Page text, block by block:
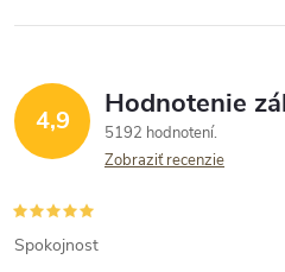
4,9 Hodnotenie
5192 hodnotení
Zobraziť recenzie
Spokojnost